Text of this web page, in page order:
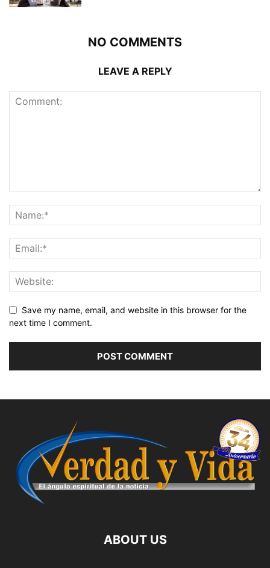
NO COMMENTS
LEAVE A REPLY
Save my name, email, and website in this browser for the
next time I comment.
ABOUT US